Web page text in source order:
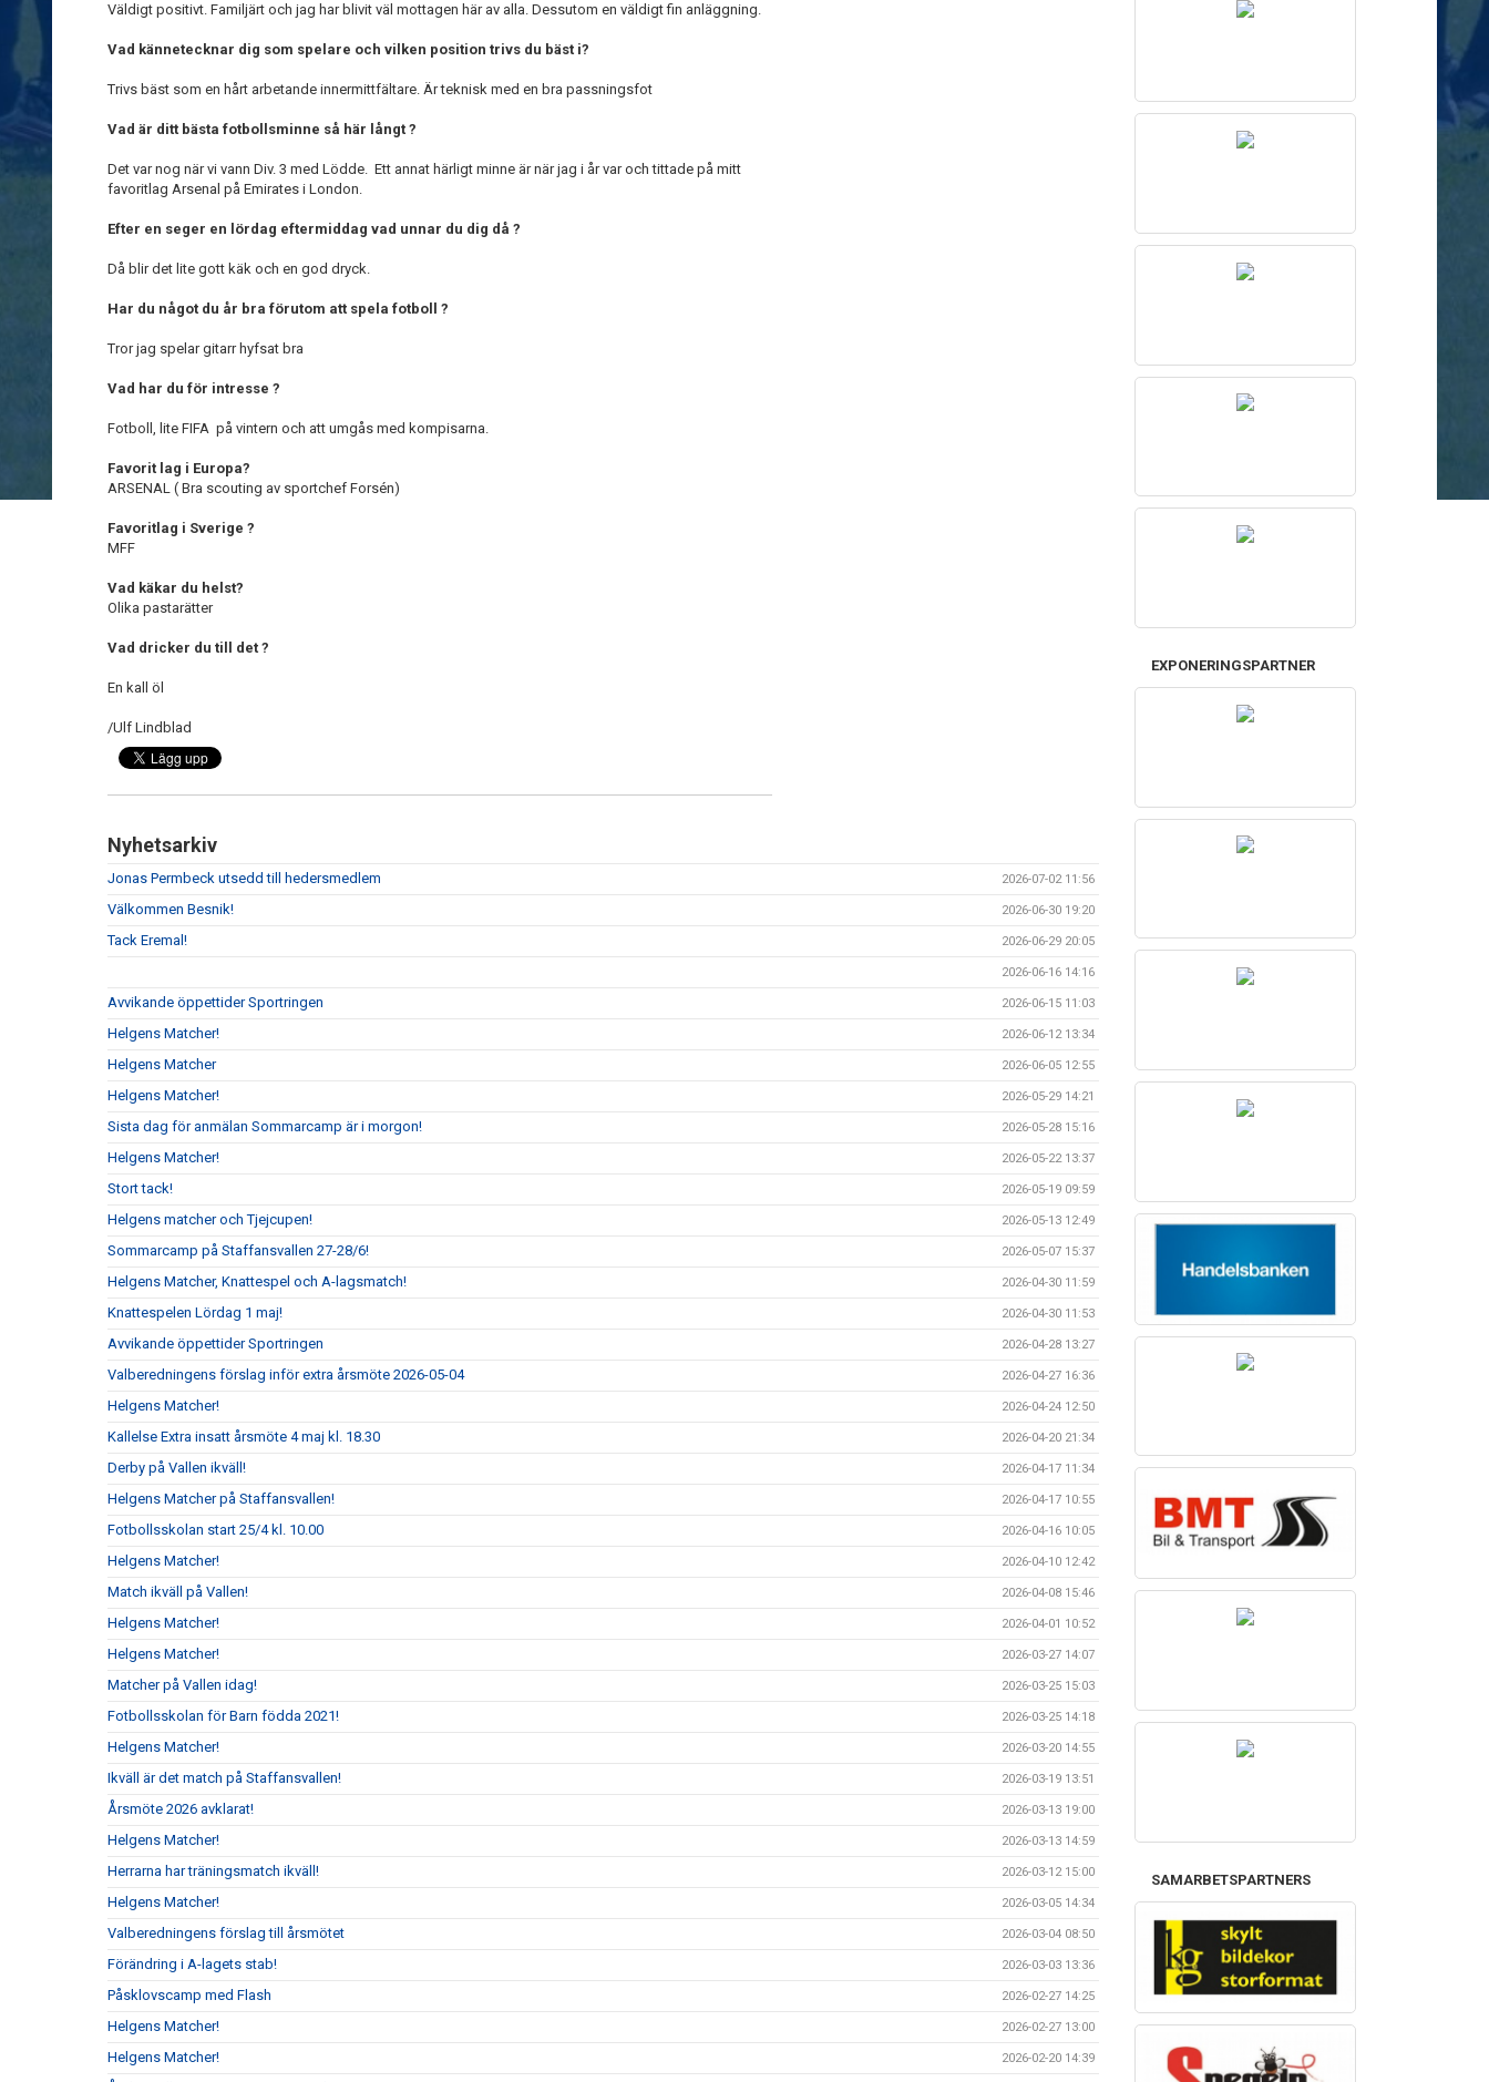
Väldigt positivt. Familjärt och jag har blivit väl mottagen här av alla. Dessutom en väldigt fin anläggning.
Vad kännetecknar dig som spelare och vilken position trivs du bäst i?
Trivs bäst som en hårt arbetande innermittfältare. Är teknisk med en bra passningsfot
Vad är ditt bästa fotbollsminne så här långt ?
Det var nog när vi vann Div. 3 med Lödde. Ett annat härligt minne är när jag i år var och tittade på mitt
favoritlag Arsenal på Emirates i London.
Efter en seger en lördag eftermiddag vad unnar du dig då ?
Då blir det lite gott käk och en god dryck.
Har du något du år bra förutom att spela fotboll ?
Tror jag spelar gitarr hyfsat bra
Vad har du för intresse ?
Fotboll, lite FIFA på vintern och att umgås med kompisarna.
Favorit lag i Europa?
ARSENAL ( Bra scouting av sportchef Forsén)
Favoritlag i Sverige ?
MFF
Vad käkar du helst?
Olika pastarätter
Vad dricker du till det ?
En kall öl
/Ulf Lindblad
Nyhetsarkiv
Jonas Permbeck utsedd till hedersmedlem 2026-07-02 11:56
Välkommen Besnik! 2026-06-30 19:20
Tack Eremal! 2026-06-29 20:05
2026-06-16 14:16
Avvikande öppettider Sportringen 2026-06-15 11:03
Helgens Matcher! 2026-06-12 13:34
Helgens Matcher 2026-06-05 12:55
Helgens Matcher! 2026-05-29 14:21
Sista dag för anmälan Sommarcamp är i morgon! 2026-05-28 15:16
Helgens Matcher! 2026-05-22 13:37
Stort tack! 2026-05-19 09:59
Helgens matcher och Tjejcupen! 2026-05-13 12:49
Sommarcamp på Staffansvallen 27-28/6! 2026-05-07 15:37
Helgens Matcher, Knattespel och A-lagsmatch! 2026-04-30 11:59
Knattespelen Lördag 1 maj! 2026-04-30 11:53
Avvikande öppettider Sportringen 2026-04-28 13:27
Valberedningens förslag inför extra årsmöte 2026-05-04 2026-04-27 16:36
Helgens Matcher! 2026-04-24 12:50
Kallelse Extra insatt årsmöte 4 maj kl. 18.30 2026-04-20 21:34
Derby på Vallen ikväll! 2026-04-17 11:34
Helgens Matcher på Staffansvallen! 2026-04-17 10:55
Fotbollsskolan start 25/4 kl. 10.00 2026-04-16 10:05
Helgens Matcher! 2026-04-10 12:42
Match ikväll på Vallen! 2026-04-08 15:46
Helgens Matcher! 2026-04-01 10:52
Helgens Matcher! 2026-03-27 14:07
Matcher på Vallen idag! 2026-03-25 15:03
Fotbollsskolan för Barn födda 2021! 2026-03-25 14:18
Helgens Matcher! 2026-03-20 14:55
Ikväll är det match på Staffansvallen! 2026-03-19 13:51
Årsmöte 2026 avklarat! 2026-03-13 19:00
Helgens Matcher! 2026-03-13 14:59
Herrarna har träningsmatch ikväll! 2026-03-12 15:00
Helgens Matcher! 2026-03-05 14:34
Valberedningens förslag till årsmötet 2026-03-04 08:50
Förändring i A-lagets stab! 2026-03-03 13:36
Påsklovscamp med Flash 2026-02-27 14:25
Helgens Matcher! 2026-02-27 13:00
Helgens Matcher! 2026-02-20 14:39
EXPONERINGSPARTNER
SAMARBETSPARTNERS